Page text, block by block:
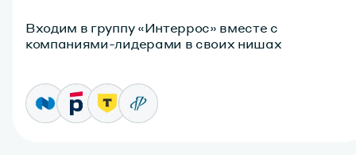
Входим в группу «Интеррос» вместе с
компаниями-лидерами в своих нишах